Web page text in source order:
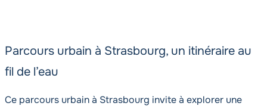
Parcours urbain à Strasbourg, un itinéraire au
fil de l’eau
Ce parcours urbain à Strasbourg invite à explorer une